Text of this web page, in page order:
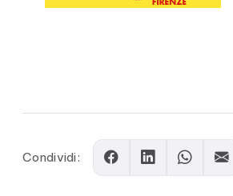
Condividi: